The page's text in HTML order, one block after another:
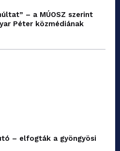
– a MÚOSZ szerint
Péter közmédiának
– elfogták a gyöngyösi